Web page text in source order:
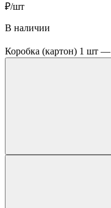
₽/шт
В наличии
Коробка (картон) 1 шт —